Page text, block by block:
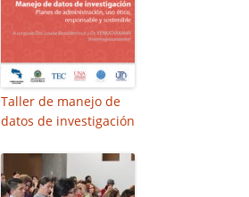
Taller de manejo de
datos de investigación